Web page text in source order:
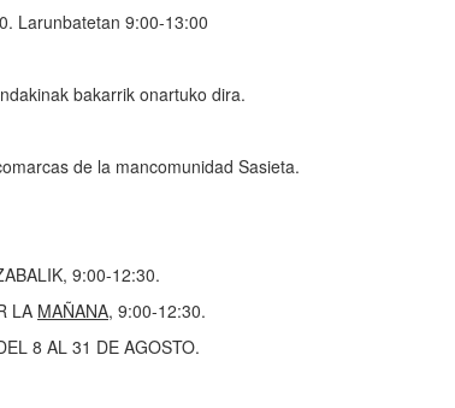
Larunbatetan 9:00-13:00
bakarrik onartuko dira.
de la mancomunidad Sasieta.
9:00-12:30.
LA MAÑANA, 9:00-12:30.
8 AL 31 DE AGOSTO.